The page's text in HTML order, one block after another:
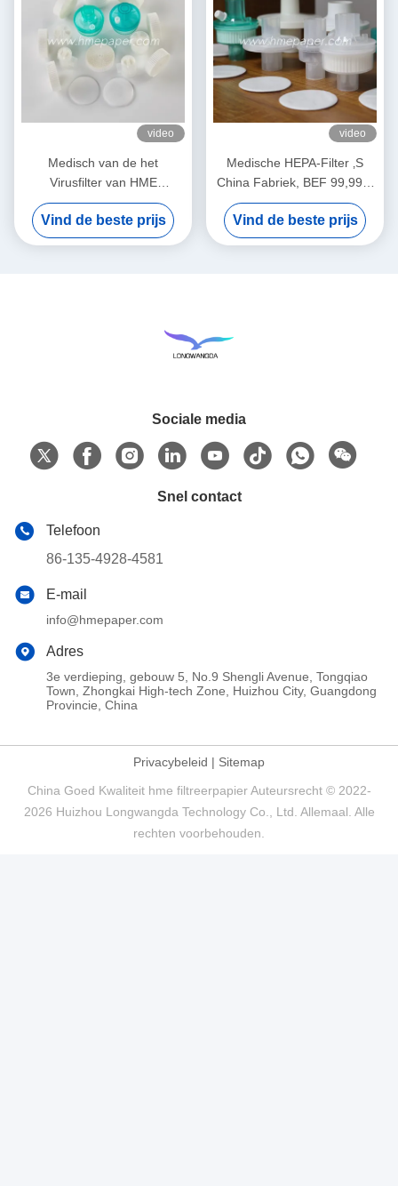
video
Medisch van de het
Virusfilter van HME
Bacterieel het Membraanwit
Vind de beste prijs
video
Medische HEPA-Filter ‚S
China Fabriek, BEF 99,99%
Bacteriële Virussenfilter
Vind de beste prijs
Sociale media
Snel contact
Telefoon
86-135-4928-4581
E-mail
info@hmepaper.com
Adres
3e verdieping, gebouw 5, No.9 Shengli Avenue, Tongqiao
Town, Zhongkai High-tech Zone, Huizhou City, Guangdong
Provincie, China
Privacybeleid | Sitemap
China Goed Kwaliteit hme filtreerpapier Auteursrecht © 2022-
2026 Huizhou Longwangda Technology Co., Ltd. Allemaal. Alle
rechten voorbehouden.